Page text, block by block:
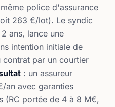
police d'assurance
263 €/lot). Le syndic
ans, lance une
intention initiale de
contrat par un courtier
: un assureur
an avec garanties
(RC portée de 4 à 8 M€,